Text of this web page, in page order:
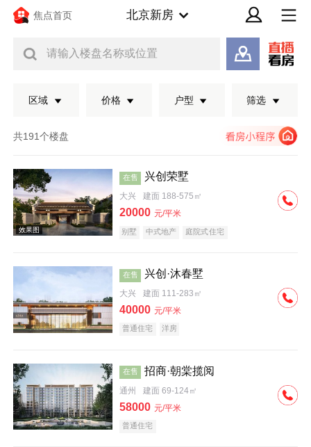
焦点首页 北京新房
请输入楼盘名称或位置
区域 价格 户型 筛选
共191个楼盘
效果图
在售 兴创荣墅
大兴 建面 188-575㎡
20000 元/平米
别墅 中式地产 庭院式住宅
在售 兴创·沐春墅
大兴 建面 111-283㎡
40000 元/平米
普通住宅 洋房
在售 招商·朝棠揽阅
通州 建面 69-124㎡
58000 元/平米
普通住宅